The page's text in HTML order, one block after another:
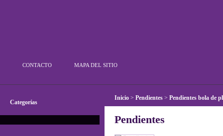
CONTACTO MAPA DEL SITIO
Categorías
Inicio > Pendientes > Pendientes bola de
Pendientes